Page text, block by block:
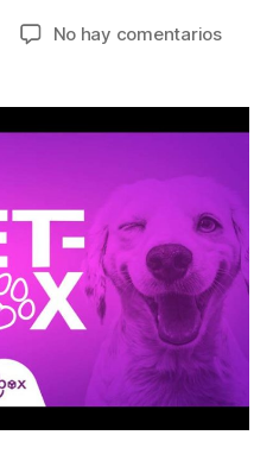
No hay comentariosen
de
y
gatos
vida